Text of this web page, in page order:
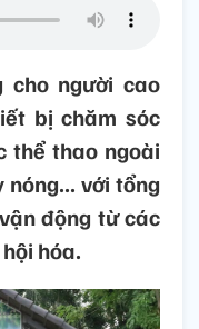
cho người cao
bị chăm sóc
thể thao ngoài
với tổng
động từ các
hóa.